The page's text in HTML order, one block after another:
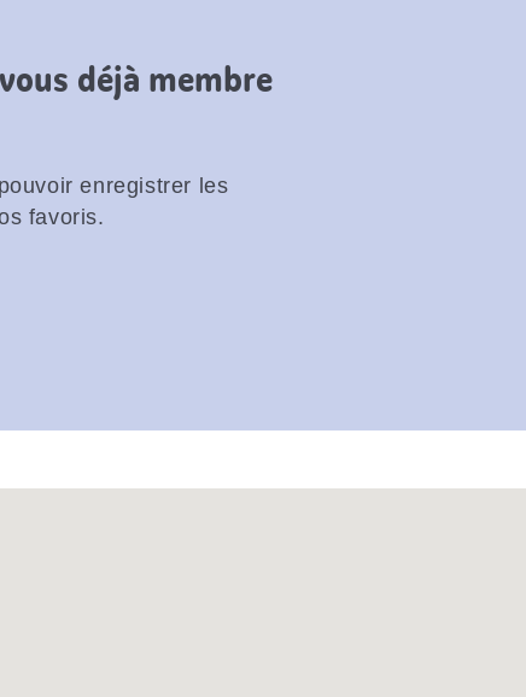
déjà membre
enregistrer les
favoris.